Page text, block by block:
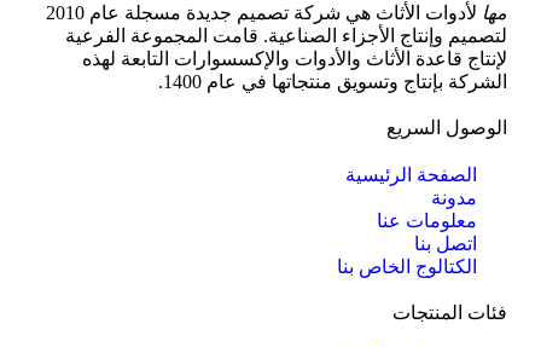
مها
لأدوات الأثاث هي شركة تصميم جديدة مسجلة عام 2010
لتصميم وإنتاج الأجزاء الصناعية. قامت المجموعة الفرعية
لإنتاج قاعدة الأثاث والأدوات والإكسسوارات التابعة لهذه
الشركة بإنتاج وتسويق منتجاتها في عام 1400.
الوصول السريع
الصفحة الرئيسية
مدونة
معلومات عنا
اتصل بنا
الكتالوج الخاص بنا
فئات المنتجات